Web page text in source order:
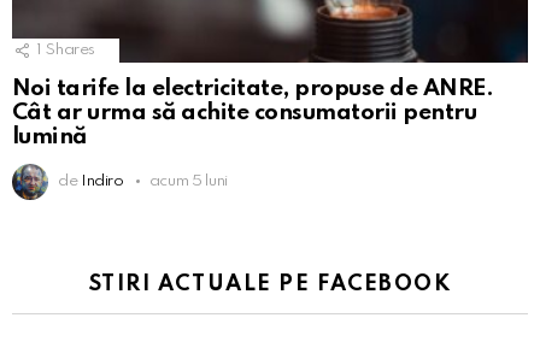
1 Shares
Noi tarife la electricitate, propuse de ANRE.
Cât ar urma să achite consumatorii pentru
lumină
de Indiro acum 5 luni
STIRI ACTUALE PE FACEBOOK